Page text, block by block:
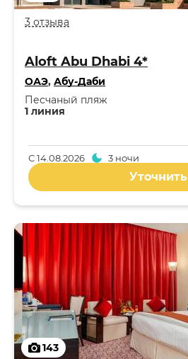
3 отзыва
Aloft Abu Dhabi 4*
ОАЭ, Абу-Даби
1 линия
Песчаный пляж
С14.08.2026 3 ночи
Уточнить
143